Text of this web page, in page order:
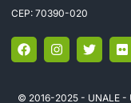
CEP: 70390-020
© 2016-2025 - UNALE -